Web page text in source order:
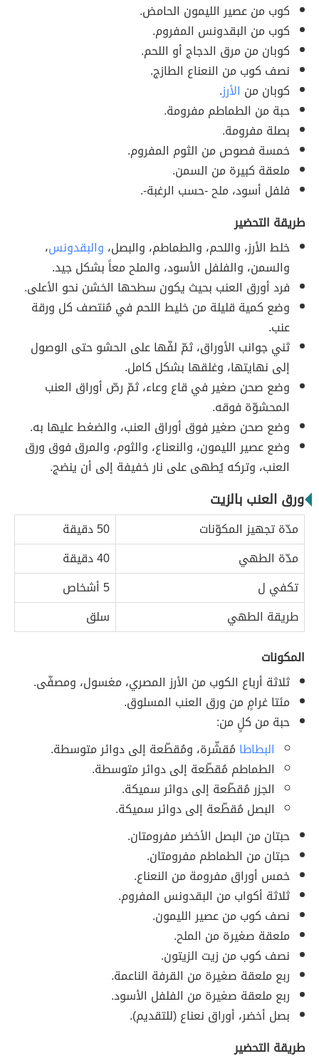
كوب من عصير الليمون الحامض.
كوب من البقدونس المفروم.
كوبان من مرق الدجاج أو اللحم.
نصف كوب من النعناع الطازج.
كوبان من الأرز.
حبة من الطماطم مفرومة.
بصلة مفرومة.
خمسة فصوص من الثوم المفروم.
ملعقة كبيرة من السمن.
فلفل أسود، ملح -حسب الرغبة-.
طريقة التحضير
خلط الأرز، واللحم، والطماطم، والبصل، والبقدونس،
والسمن، والفلفل الأسود، والملح معاً بشكل جيد.
فرد أورق العنب بحيث يكون سطحها الخشن نحو الأعلى.
وضع كمية قليلة من خليط اللحم في مُنتصف كل ورقة
عنب.
ثني جوانب الأوراق، ثمّ لفّها على الحشو حتى الوصول
إلى نهايتها، وغلقها بشكل كامل.
وضع صحن صغير في قاع وعاء، ثمّ رصّ أوراق العنب
المحشوّة فوقه.
وضع صحن صغير فوق أوراق العنب، والضغط عليها به.
وضع عصير الليمون، والنعناع، والثوم، والمرق فوق ورق
العنب، وتركه يُطهى على نار خفيفة إلى أن ينضج.
ورق العنب بالزيت
مدّة تجهيز المكوّنات
50 دقيقة
مدّة الطهي
40 دقيقة
تكفي ل
5 أشخاص
طريقة الطهي
سلق
المكونات
ثلاثة أرباع الكوب من الأرز المصري، مغسول، ومصفّى.
مئتا غرامٍ من ورق العنب المسلوق.
حبة من كلٍ من:
البطاطا مُقشّرة، ومُقطّعة إلى دوائر متوسطة.
الطماطم مُقطّعة إلى دوائر متوسطة.
الجزر مُقطّعة إلى دوائر سميكة.
البصل مُقطّعة إلى دوائر سميكة.
حبتان من البصل الأخضر مفرومتان.
حبتان من الطماطم مفرومتان.
خمس أوراق مفرومة من النعناع.
ثلاثة أكواب من البقدونس المفروم.
نصف كوب من عصير الليمون.
ملعقة صغيرة من الملح.
نصف كوب من زيت الزيتون.
ربع ملعقة صغيرة من القرفة الناعمة.
ربع ملعقة صغيرة من الفلفل الأسود.
بصل أخضر، أوراق نعناع (للتقديم).
طريقة التحضير